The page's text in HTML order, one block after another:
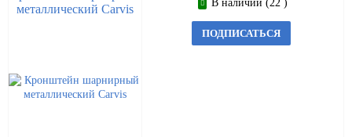
металлический Carvis
В наличии (22 )
ПОДПИСАТЬСЯ